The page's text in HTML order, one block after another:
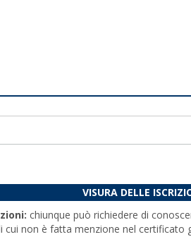
VISURA DELLE
chiunque può richiedere di
cui non è fatta menzione nel certificato